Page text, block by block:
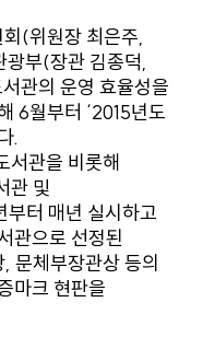
(위원장 최은주,
광부(장관 김종덕,
관의 운영 효율성을
6월부터 ‘2015년도
.
서관을 비롯해
관 및
터 매년 실시하고
관으로 선정된
문체부장관상 등의
마크 현판을